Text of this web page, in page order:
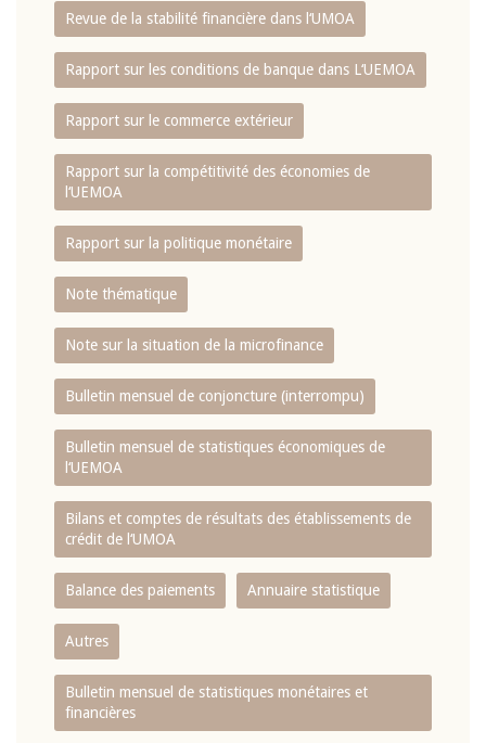
Revue de la stabilité financière dans l‘UMOA
Rapport sur les conditions de banque dans L‘UEMOA
Rapport sur le commerce extérieur
Rapport sur la compétitivité des économies de
l‘UEMOA
Rapport sur la politique monétaire
Note thématique
Note sur la situation de la microfinance
Bulletin mensuel de conjoncture (interrompu)
Bulletin mensuel de statistiques économiques de
l‘UEMOA
Bilans et comptes de résultats des établissements de
crédit de l‘UMOA
Balance des paiements Annuaire statistique
Autres
Bulletin mensuel de statistiques monétaires et
financières